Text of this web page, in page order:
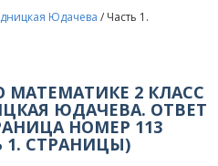
Юдачева / Часть 1.
МАТЕМАТИКЕ 2 КЛАСС
ЮДАЧЕВА. ОТВЕТ
НОМЕР 113
1. СТРАНИЦЫ)